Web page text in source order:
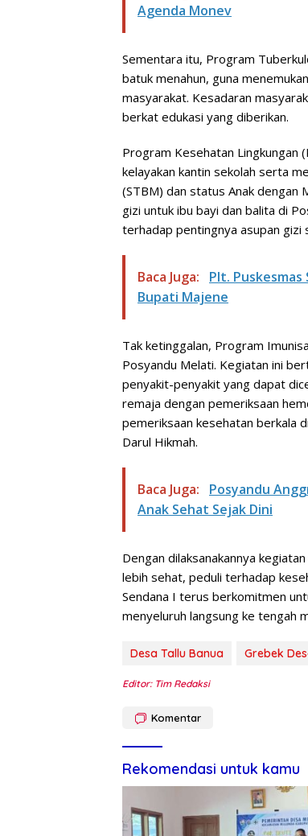
Agenda Monev
Sementara itu, Program
batuk menahun, guna
masyarakat. Kesadaran
berkat edukasi yang diberikan.
Program Kesehatan Lingkungan
kelayakan kantin sekolah serta
(STBM) dan status Anak dengan
gizi untuk ibu bayi dan balita di
terhadap pentingnya asupan gizi
Baca Juga:
Plt.
Bupati Majene
Tak ketinggalan, Program
Posyandu Melati. Kegiatan ini
penyakit-penyakit yang dapat
remaja dengan pemeriksaan
pemeriksaan kesehatan berkala
Darul Hikmah.
Baca Juga:
Posyandu
Anak Sehat Sejak Dini
Dengan dilaksanakannya
lebih sehat, peduli terhadap
Sendana I terus berkomitmen
menyeluruh langsung ke tengah
Desa Tallu Banua Grebek
Editor: Tim Redaksi
Komentar
Rekomendasi untuk kamu